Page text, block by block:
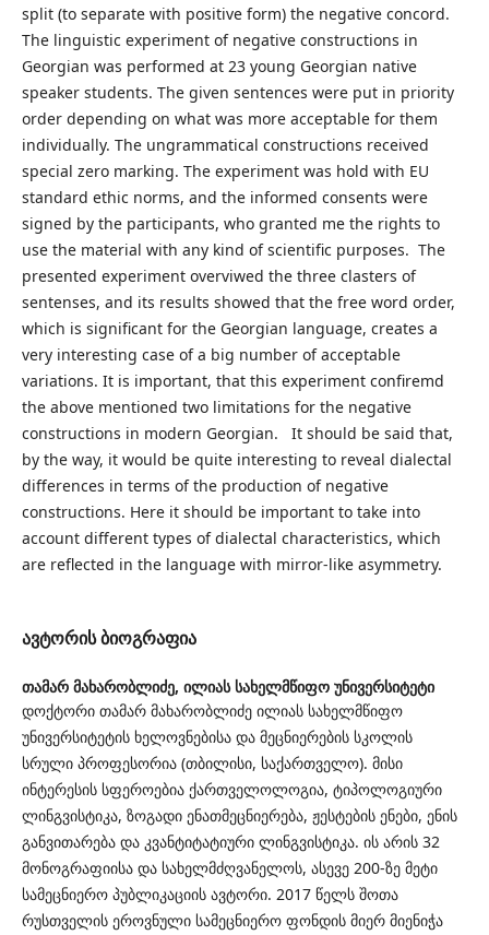
split (to separate with positive form) the negative concord.
The linguistic experiment of negative constructions in
Georgian was performed at 23 young Georgian native
speaker students. The given sentences were put in priority
order depending on what was more acceptable for them
individually. The ungrammatical constructions received
special zero marking. The experiment was hold with EU
standard ethic norms, and the informed consents were
signed by the participants, who granted me the rights to
use the material with any kind of scientific purposes. The
presented experiment overviwed the three clasters of
sentenses, and its results showed that the free word order,
which is significant for the Georgian language, creates a
very interesting case of a big number of acceptable
variations. It is important, that this experiment confiremd
the above mentioned two limitations for the negative
constructions in modern Georgian. It should be said that,
by the way, it would be quite interesting to reveal dialectal
differences in terms of the production of negative
constructions. Here it should be important to take into
account different types of dialectal characteristics, which
are reflected in the language with mirror-like asymmetry.
ავტორის ბიოგრაფია
თამარ მახარობლიძე, ილიას სახელმწიფო უნივერსიტეტი
დოქტორი თამარ მახარობლიძე ილიას სახელმწიფო
უნივერსიტეტის ხელოვნებისა და მეცნიერების სკოლის
სრული პროფესორია (თბილისი, საქართველო). მისი
ინტერესის სფეროებია ქართველოლოგია, ტიპოლოგიური
ლინგვისტიკა, ზოგადი ენათმეცნიერება, ჟესტების ენები, ენის
განვითარება და კვანტიტატიური ლინგვისტიკა. ის არის 32
მონოგრაფიისა და სახელმძღვანელოს, ასევე 200-ზე მეტი
სამეცნიერო პუბლიკაციის ავტორი. 2017 წელს შოთა
რუსთველის ეროვნული სამეცნიერო ფონდის მიერ მიენიჭა